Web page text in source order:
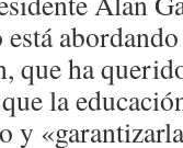
que ha
la
y